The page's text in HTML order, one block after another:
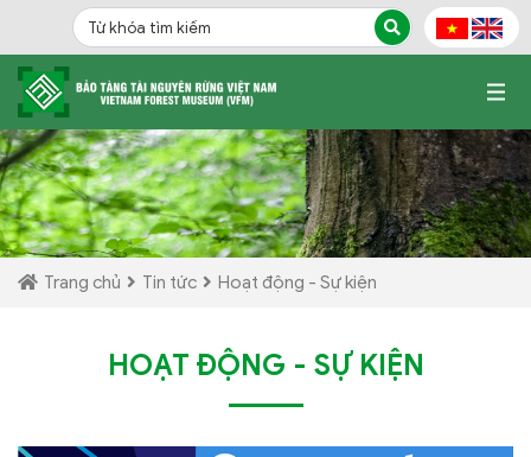
Trang chủ Tin tức Hoạt động - Sự kiện
HOẠT ĐỘNG - SỰ KIỆN